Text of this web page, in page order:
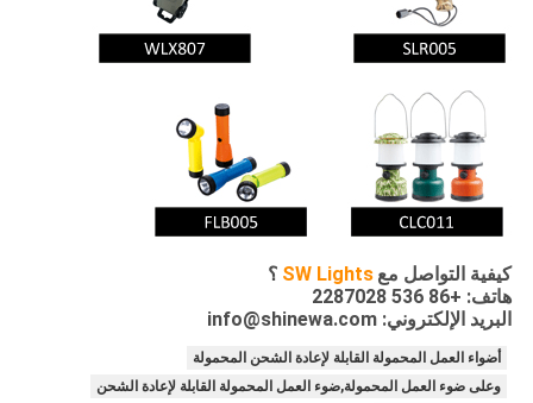
كيفية التواصل مع SW Lights ؟
هاتف: +86 536 2287028
البريد الإلكتروني: info@shinewa.com
أضواء العمل المحمولة القابلة لإعادة الشحن المحمولة
وعلى ضوء العمل المحمولة,ضوء العمل المحمولة القابلة لإعادة الشحن